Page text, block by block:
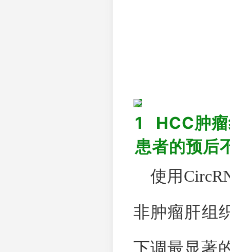
1 HCC肿
患者的预后
使用
非肿瘤肝组
下调最显著